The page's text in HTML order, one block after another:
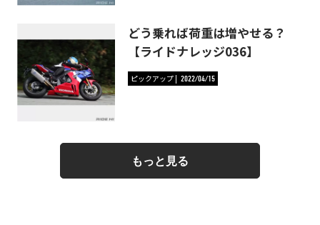
どう乗れば荷重は増やせる？
【ライドナレッジ036】
ピックアップ 2022/04/15
もっと見る